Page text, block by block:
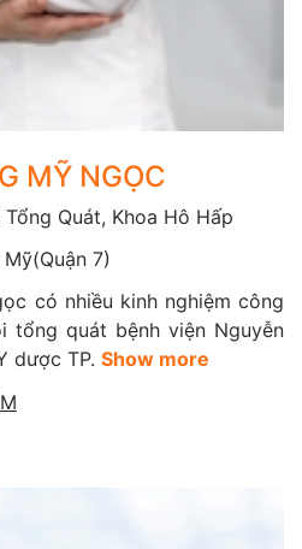
Hen suyễn, COPD, viêm phế
trong môi trường ô nhiễm
SÓC SỨC KHỎE HỆ HÔ
khóa để bạn tận hưởng cuộc
khám định kỳ giúp phát
và ngăn ngừa những biến
bảo vệ sức khỏe hô hấp ngay
khỏe là một cuộc sống chất
MỸ NGỌC
Tổng Quát, Khoa Hô Hấp
Mỹ(Quận 7)
có nhiều kinh nghiệm công
tổng quát bệnh viện Nguyễn
dược TP. Show more